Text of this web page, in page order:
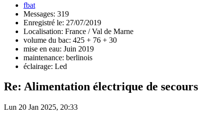
fbat
Messages: 319
Enregistré le: 27/07/2019
Localisation: France / Val de Marne
volume du bac: 425 + 76 + 30
mise en eau: Juin 2019
maintenance: berlinois
éclairage: Led
Re: Alimentation électrique de secours
Lun 20 Jan 2025, 20:33